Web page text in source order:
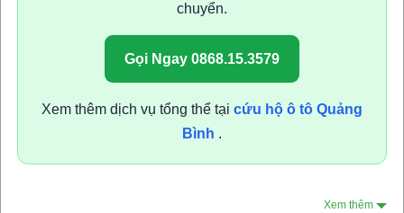
chuyển.
Gọi Ngay 0868.15.3579
Xem thêm dịch vụ tổng thể tại cứu hộ ô tô Quảng
Bình .
Xem thêm